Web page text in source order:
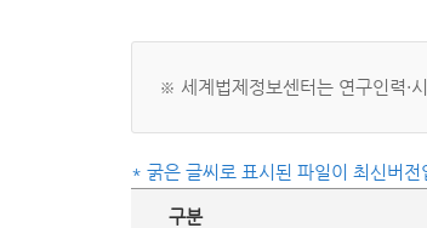
※ 세계법제정보센터는 연구인력·
* 굵은 글씨로 표시된 파일이 최신버전
구분